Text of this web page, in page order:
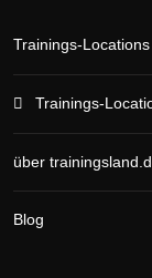
Trainings-
Trainings-
über
Blog